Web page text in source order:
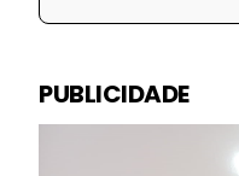
PUBLICIDADE